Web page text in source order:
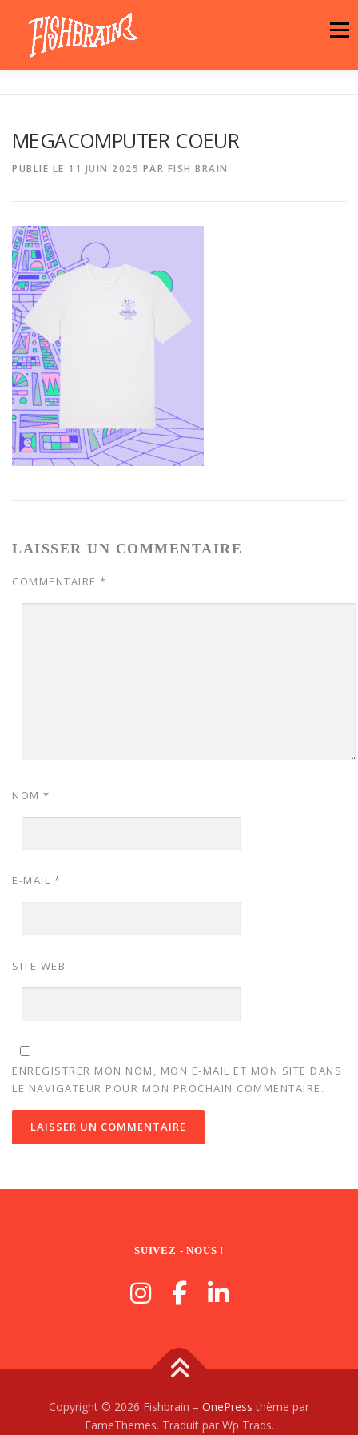
contenu
Menu
LA BOUTIQUE
MEGACOMPUTER COEUR
PUBLIÉ LE 11 JUIN 2025 PAR FISH BRAIN
LAISSER UN COMMENTAIRE
COMMENTAIRE *
NOM *
E-MAIL *
SITE WEB
ENREGISTRER MON NOM, MON E-MAIL ET MON SITE DANS
LE NAVIGATEUR POUR MON PROCHAIN COMMENTAIRE.
SUIVEZ - NOUS !
Copyright © 2026 Fishbrain – OnePress thème par
FameThemes. Traduit par Wp Trads.